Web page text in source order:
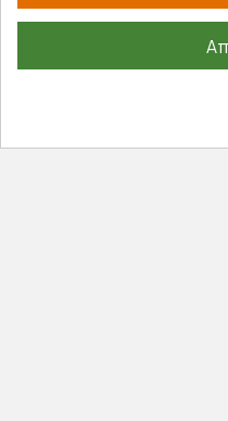
Έξοδα αποστολής
Επιστροφές προϊοντων